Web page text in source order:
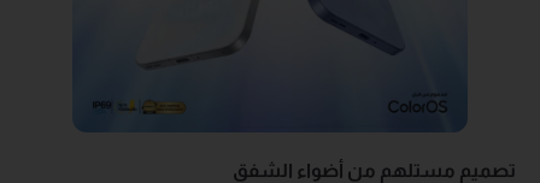
تصميم مستلهم من أضواء الشفق